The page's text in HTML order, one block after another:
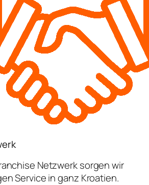
Netzwerk sorgen wir
Service in ganz Kroatien.